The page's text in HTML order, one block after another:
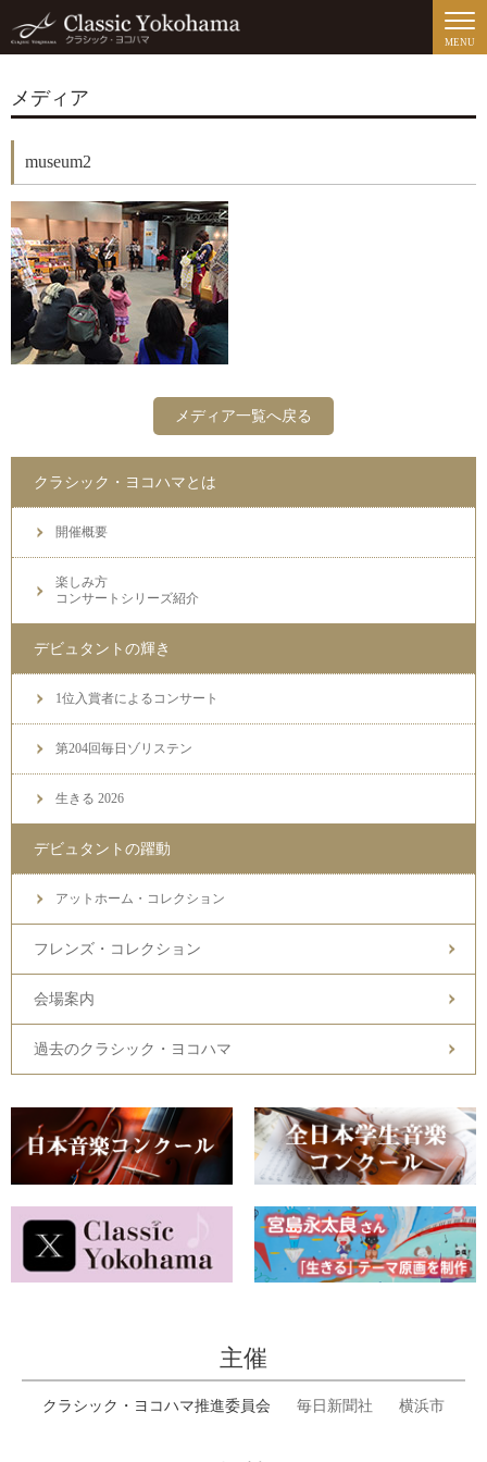
MENU
メディア
museum2
メディア一覧へ戻る
クラシック・ヨコハマとは
開催概要
楽しみ方
コンサートシリーズ紹介
デビュタントの輝き
1位入賞者によるコンサート
第204回毎日ゾリステン
生きる 2026
デビュタントの躍動
アットホーム・コレクション
フレンズ・コレクション
会場案内
過去のクラシック・ヨコハマ
主催
クラシック・ヨコハマ推進委員会 毎日新聞社 横浜市